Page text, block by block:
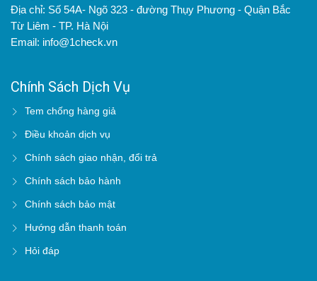
Địa chỉ: Số 54A- Ngõ 323 - đường Thụy Phương - Quận Bắc
Từ Liêm - TP. Hà Nội
Email: info@1check.vn
Chính Sách Dịch Vụ
Tem chống hàng giả
Điều khoản dịch vụ
Chính sách giao nhận, đổi trả
Chính sách bảo hành
Chính sách bảo mật
Hướng dẫn thanh toán
Hỏi đáp